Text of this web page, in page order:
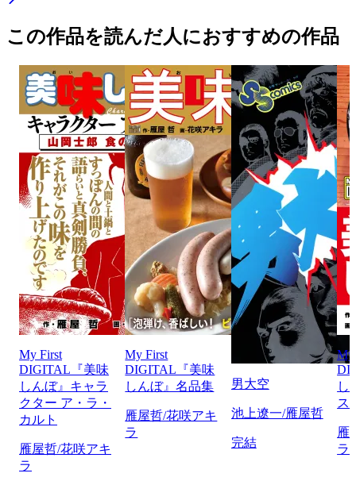
この作品を読んだ人におすすめの作品
My First
DIGITAL『美味
しんぼ』キャラ
クター ア・ラ・
カルト
雁屋哲/花咲アキ
ラ
My First
DIGITAL『美味
しんぼ』名品集
雁屋哲/花咲アキ
ラ
男大空
池上遼一/雁屋哲
完結
My
し
ス
雁
ラ